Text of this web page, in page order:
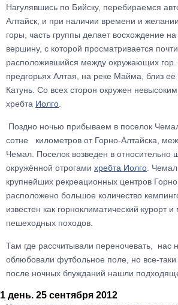
Нагулявшись по Бийску, перебираемся
Алтайск, и при наличии времени и
горы, часть группы делает восхождение
вершину, с которой просматривается
расположившийся между окружающих гор.
предгорьях Алтая, на реке Майма, близ её
Катунь. Со всех сторон окружен
хребта Иолго
Поздно ночью прибываем в поселок
сотне километров от Горно-Алтайска,
Чемал. Поселок возведен в относительно
окружённой отрогами хребта Иолго .
крупнейших рекреационных центров
расположено большое количество
известен как горноклиматический курорт и
пешеходных походов.
Там где рассчитывали переночевать, нас
облюбовали футбольное поле, но все-таки
после ночных блужданий нашли
1 день. 25 сентября 2012